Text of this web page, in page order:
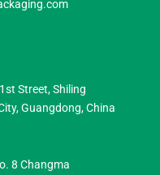
Street, Shiling
Guangdong, China
8 Changma